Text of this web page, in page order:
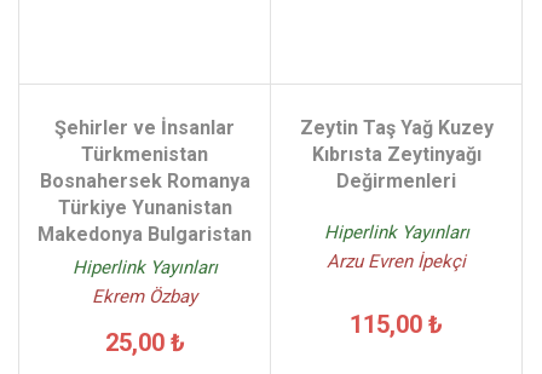
Şehirler ve İnsanlar
Türkmenistan
Bosnahersek Romanya
Türkiye Yunanistan
Makedonya Bulgaristan
Hiperlink Yayınları
Ekrem Özbay
25,00 ₺
Zeytin Taş Yağ Kuzey
Kıbrısta Zeytinyağı
Değirmenleri
Hiperlink Yayınları
Arzu Evren İpekçi
115,00 ₺